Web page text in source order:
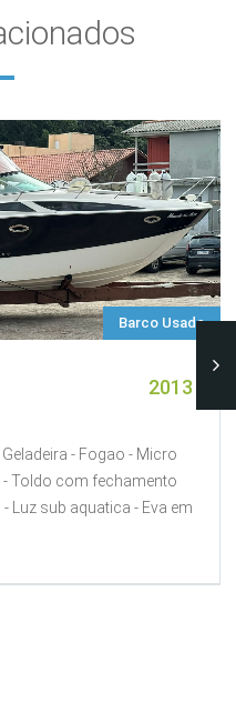
Barco Usado
2013
- Fogao - Micro
- Toldo com fechamento
Luz sub aquatica - Eva em